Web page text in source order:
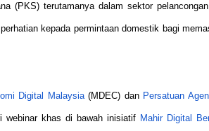
(PKS) terutamanya dalam sektor
kepada permintaan domestik bagi
Digital Malaysia(MDEC) dan Persatuan
webinar khas di bawah inisiatif Mahir Digital